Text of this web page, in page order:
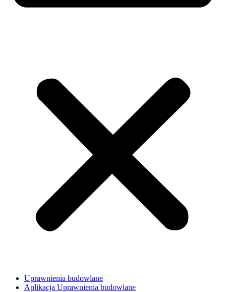
Uprawnienia budowlane
Aplikacja Uprawnienia budowlane